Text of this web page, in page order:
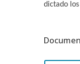
dictado